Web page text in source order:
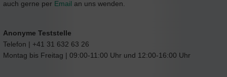
auch gerne per Email an uns wenden.
Anonyme Teststelle
Telefon | +41 31 632 63 26
Montag bis Freitag | 09:00-11:00 Uhr und 12:00-16:00 Uhr